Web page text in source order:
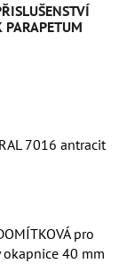
PARAPETUM
7016 antracit
pro
40 mm